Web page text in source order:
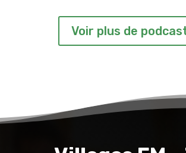
Voir plus de